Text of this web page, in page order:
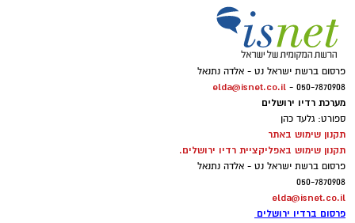
פרסום ברשת ישראל נט - אלדה נתנאל
050-7870908 -
elda@isnet.co.il
מערכת רדיו ירושלים
ספורט: גלעד כהן
תקנון שימוש באתר
תקנון שימוש באפליקציית רדיו ירושלים.
פרסום ברשת ישראל נט - אלדה נתנאל
050-7870908
elda@isnet.co.il
פרסום ברדיו ירושלים